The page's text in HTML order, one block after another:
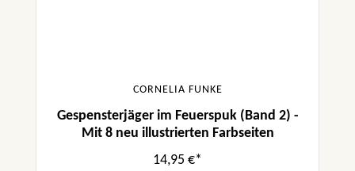
CORNELIA FUNKE
Gespensterjäger im Feuerspuk (Band 2) -
Mit 8 neu illustrierten Farbseiten
14,95 €*